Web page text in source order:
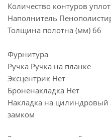
Количество контуров
Наполнитель
Толщина полотна (мм) 66
Фурнитура
Ручка Ручка на планке
Эксцентрик Нет
Броненакладка Нет
Накладка на цилиндровый
замком